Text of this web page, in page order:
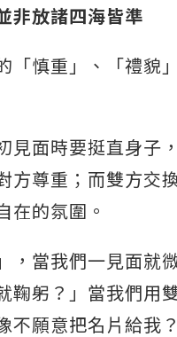
非放諸四海皆準
「慎重」、「禮貌
見面時要挺直身子
尊重；而雙方交
在的氛圍。
，當我們一見面就
躬？」當我們用
不願意把名片給我？